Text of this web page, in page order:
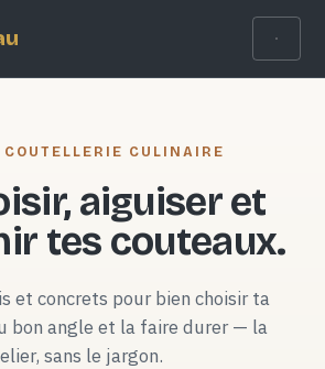
CULINAIRE
aiguiser et
tes couteaux.
et concrets pour bien choisir ta
bon angle et la faire durer — la
sans le jargon.